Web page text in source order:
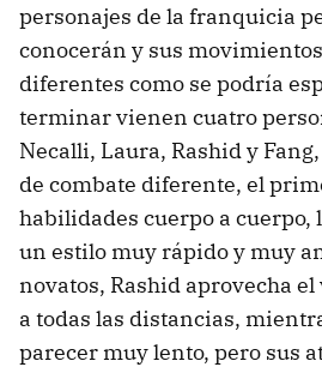
personajes de la franquicia
conocerán y sus
diferentes como se podría
terminar vienen cuatro
Necalli, Laura, Rashid y
de combate diferente, el
habilidades cuerpo a cuerpo,
un estilo muy rápido y muy
novatos, Rashid aprovecha
a todas las distancias,
parecer muy lento, pero sus